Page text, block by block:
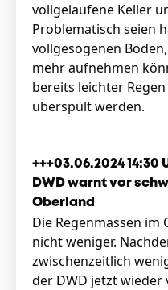
vollgelaufene Keller
Problematisch seien
vollgesogenen
mehr aufnehmen
bereits leichter
überspült werden.
+++03.06.2024 14:30
DWD warnt vor
Oberland
Die Regenmassen
nicht weniger.
zwischenzeitlich
der DWD jetzt